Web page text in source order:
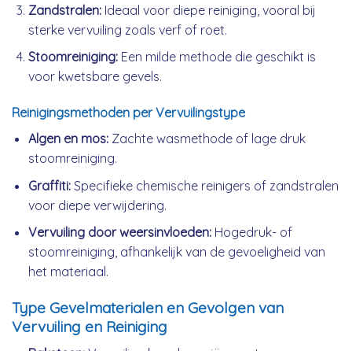
Zandstralen:Ideaal voor diepe reiniging, vooral bij
sterke vervuiling zoals verf of roet.
Stoomreiniging:Een milde methode die geschikt is
voor kwetsbare gevels.
Reinigingsmethoden per Vervuilingstype
Algen en mos:Zachte wasmethode of lage druk
stoomreiniging.
Graffiti:Specifieke chemische reinigers of zandstralen
voor diepe verwijdering.
Vervuiling door weersinvloeden:Hogedruk- of
stoomreiniging, afhankelijk van de gevoeligheid van
het materiaal.
Type Gevelmaterialen en Gevolgen van
Vervuiling en Reiniging